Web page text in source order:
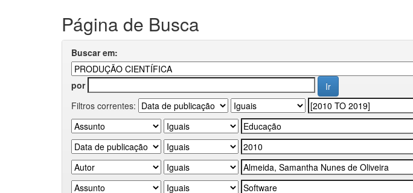
Página de Busca
Buscar em:
por
Filtros correntes: